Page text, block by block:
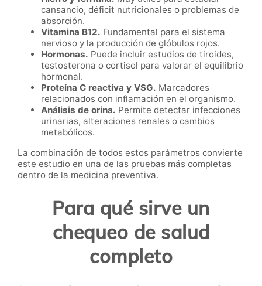
cansancio, déficit nutricionales o problemas de
absorción.
Vitamina B12. Fundamental para el sistema
nervioso y la producción de glóbulos rojos.
Hormonas. Puede incluir estudios de tiroides,
testosterona o cortisol para valorar el equilibrio
hormonal.
Proteína C reactiva y VSG. Marcadores
relacionados con inflamación en el organismo.
Análisis de orina. Permite detectar infecciones
urinarias, alteraciones renales o cambios
metabólicos.
La combinación de todos estos parámetros convierte
este estudio en una de las pruebas más completas
dentro de la medicina preventiva.
Para qué sirve un
chequeo de salud
completo